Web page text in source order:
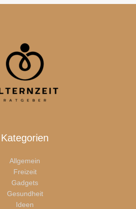
Kategorien
Allgemein
Freizeit
Gadgets
Gesundheit
Ideen